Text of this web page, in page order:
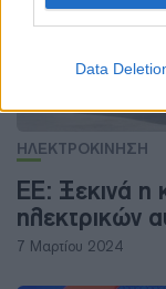
Data
ΗΛΕΚΤΡΟΚΙΝΗΣΗ
ΕΕ: Ξεκινά η
ηλεκτρικών
7 Μαρτίου 2024